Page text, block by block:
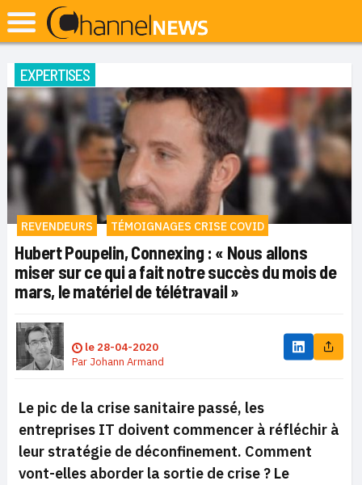
EXPERTISES
REVENDEURS TÉMOIGNAGES CRISE COVID
Hubert Poupelin, Connexing : « Nous allons
miser sur ce qui a fait notre succès du mois de
mars, le matériel de télétravail »
le 28-04-2020
Par Johann Armand
Le pic de la crise sanitaire passé, les
entreprises IT doivent commencer à réfléchir à
leur stratégie de déconfinement. Comment
vont-elles aborder la sortie de crise ? Le